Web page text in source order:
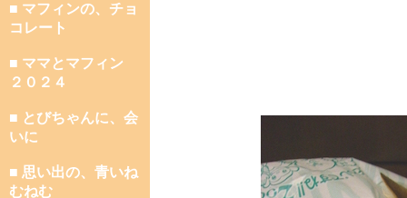
■ マフィンの、チョ
コレート
■ ママとマフィン
２０２４
■ とびちゃんに、会
いに
■ 思い出の、青いね
むねむ